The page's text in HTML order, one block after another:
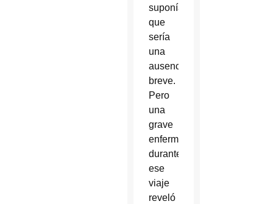
suponía
que
sería
una
ausencia
breve.
Pero
una
grave
enfermedad
durante
ese
viaje
reveló